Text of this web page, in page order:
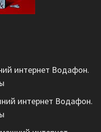
интернет Водафон.
интернет Водафон.